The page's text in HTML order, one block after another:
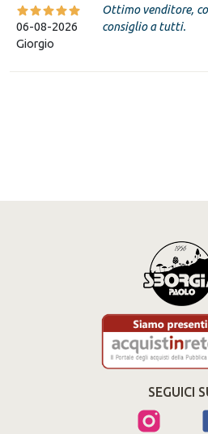
06-08-2026
Giorgio
Ottimo venditore,
consiglio a tutti.
SEGUICI